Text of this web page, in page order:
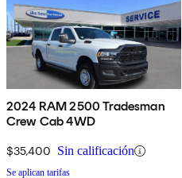
2024 RAM 2500 Tradesman
Crew Cab 4WD
$35,400 Sin calificación
Se aplican tarifas